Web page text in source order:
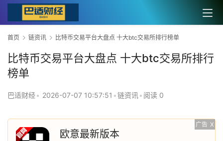
首页 链资讯 比特币交易平台大盘点 十大btc交易所排行榜单
比特币交易平台大盘点 十大btc交易所排行
榜单
巴适财经• 2026-07-07 10:57:51 •链资讯 • 阅读 0
广告 X
欧意最新版本